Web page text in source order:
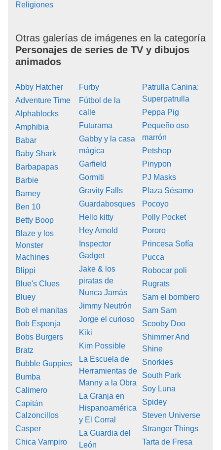
Religiones
Otras galerías de imágenes en la categoría
Personajes de series de TV y dibujos
animados
Abby Hatcher
Adventure Time
Alphablocks
Amphibia
Babar
Baby Shark
Barbapapas
Barbie
Barney
Ben 10
Betty Boop
Blaze y los
Monster
Machines
Blippi
Blue's Clues
Bluey
Bob el manitas
Bob Esponja
Bobs Burgers
Bratz
Bubble Guppies
Bumba
Calimero
Capitán
Calzoncillos
Casper
Chica Vampiro
Furby
Fútbol de la
calle
Futurama
Gabby y la casa
mágica
Garfield
Gormiti
Gravity Falls
Guardabosques
Hello kitty
Hey Arnold
Inspector
Gadget
Jake & los
piratas de
Nunca Jamás
Jimmy Neutrón
Jorge el curioso
Kiki
Kim Possible
La Escuela de
Herramientas de
Manny a la Obra
La Granja en
Hispanoamérica
y El Corral
La Guardia del
León
Patrulla Canina:
Superpatrulla
Peppa Pig
Pequeño oso
marrón
Petshop
Pinypon
PJ Masks
Plaza Sésamo
Pocoyo
Polly Pocket
Pororo
Princesa Sofía
Pucca
Robocar poli
Rugrats
Sam el bombero
Sam Sam
Scooby Doo
Shimmer And
Shine
Snorkies
South Park
Soy Luna
Spidey
Steven Universe
Stranger Things
Tarta de Fresa